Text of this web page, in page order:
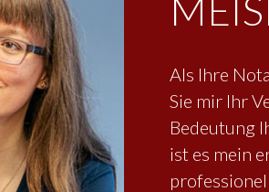
Als Ihre
Sie mir Ihr
Bedeutung
ist es mein